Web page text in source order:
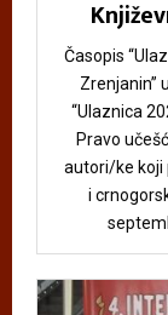
Časopis
Zrenjanin”
“Ulaznica
Pravo
autori/ke koji
i